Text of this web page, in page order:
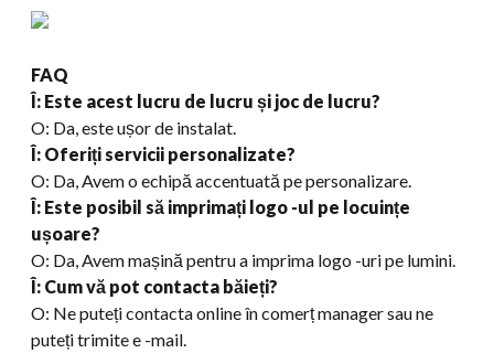
FAQ
Î: Este acest lucru de lucru și joc de lucru?
O: Da, este ușor de instalat.
Î: Oferiți servicii personalizate?
O: Da, Avem o echipă accentuată pe personalizare.
Î: Este posibil să imprimați logo -ul pe locuințe
ușoare?
O: Da, Avem mașină pentru a imprima logo -uri pe lumini.
Î: Cum vă pot contacta băieți?
O: Ne puteți contacta online în comerț manager sau ne
puteți trimite e -mail.